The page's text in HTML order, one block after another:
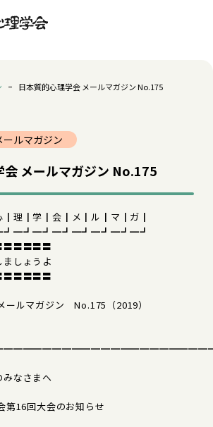
日本質的心理学会 メールマガジン No.175
ールマガジン
会 メールマガジン No.175
┃理┃学┃会┃メ┃ル┃マ┃ガ┃
〓〓〓〓
しょうよ
〓〓〓〓
ールマガジン No.175（2019）
なさまへ
16回大会のお知らせ